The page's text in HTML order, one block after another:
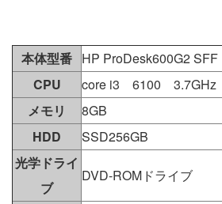
本体型番 HP ProDesk600G2 SFF
CPU
core i3 6100 3.7GHz
メモリ
8GB
HDD
SSD256GB
光学ドライ
ブ
DVD-ROMドライブ